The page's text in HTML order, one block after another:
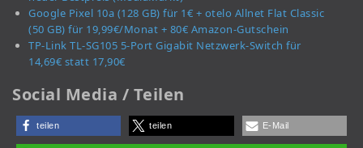
Google Pixel 10a (128 GB) für 1€ + otelo Allnet Flat Classic
(50 GB) für 19,99€/Monat + 80€ Amazon-Gutschein
TP-Link TL-SG105 5-Port Gigabit Netzwerk-Switch für
14,69€ statt 17,90€
Social Media / Teilen
teilen teilen E-Mail